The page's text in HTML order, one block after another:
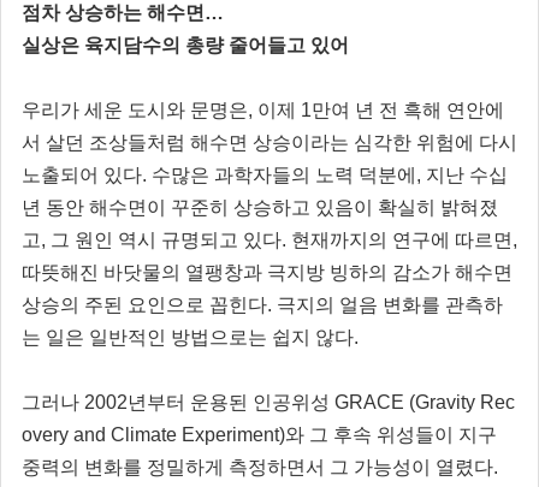
점차 상승하는 해수면…
실상은 육지담수의 총량 줄어들고 있어
우리가 세운 도시와 문명은, 이제 1만여 년 전 흑해 연안에
서 살던 조상들처럼 해수면 상승이라는 심각한 위험에 다시
노출되어 있다. 수많은 과학자들의 노력 덕분에, 지난 수십
년 동안 해수면이 꾸준히 상승하고 있음이 확실히 밝혀졌
고, 그 원인 역시 규명되고 있다. 현재까지의 연구에 따르면,
따뜻해진 바닷물의 열팽창과 극지방 빙하의 감소가 해수면
상승의 주된 요인으로 꼽힌다. 극지의 얼음 변화를 관측하
는 일은 일반적인 방법으로는 쉽지 않다.
그러나 2002년부터 운용된 인공위성 GRACE (Gravity Rec
overy and Climate Experiment)와 그 후속 위성들이 지구
중력의 변화를 정밀하게 측정하면서 그 가능성이 열렸다.